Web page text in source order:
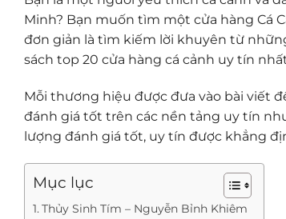
Minh? Bạn muốn tìm một cửa hàng Cá
đơn giản là tìm kiếm lời khuyên từ
sách top 20 cửa hàng cá cảnh uy tín
Mỗi thương hiệu được đưa vào bài viết
đánh giá tốt trên các nền tảng uy tín
lượng đánh giá tốt, uy tín được khẳng
Mục lục
Thủy Sinh Tím – Nguyễn Bỉnh Khiêm